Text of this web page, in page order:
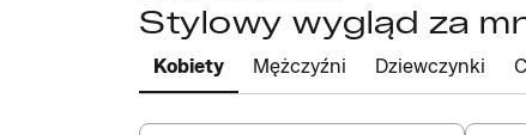
Stylowy wygląd za
Kobiety Mężczyźni Dziewczynki